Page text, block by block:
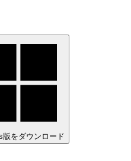
版をダウンロード